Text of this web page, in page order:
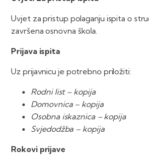
Uvjet za pristup polaganju ispita o
završena osnovna škola.
Prijava ispita
Uz prijavnicu je potrebno priložiti:
Rodni list – kopija
Domovnica – kopija
Osobna iskaznica – kopija
Svjedodžba – kopija
Rokovi prijave